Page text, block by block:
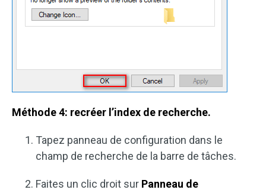
Méthode 4: recréer l’index de recherche.
Tapez panneau de configuration dans le
champ de recherche de la barre de tâches.
Faites un clic droit sur Panneau de